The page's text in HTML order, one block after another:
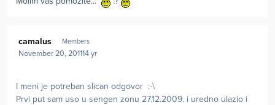
camalus Members
November 20, 201114 yr
I meni je potreban slican odgovor :-\
Prvi put sam uso u sengen zonu 27.12.2009. i uredno ulazio i